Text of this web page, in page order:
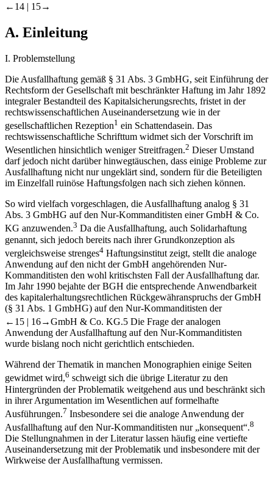
←14 | 15→
A. Einleitung
I. Problemstellung
Die Ausfallhaftung gemäß § 31 Abs. 3 GmbHG, seit Einführung der
Rechtsform der Gesellschaft mit beschränkter Haftung im Jahr 1892
integraler Bestandteil des Kapitalsicherungsrechts, fristet in der
rechtswissenschaftlichen Auseinandersetzung wie in der
gesellschaftlichen Rezeption1 ein Schattendasein. Das
rechtswissenschaftliche Schrifttum widmet sich der Vorschrift im
Wesentlichen hinsichtlich weniger Streitfragen.2 Dieser Umstand
darf jedoch nicht darüber hinwegtäuschen, dass einige Probleme zur
Ausfallhaftung nicht nur ungeklärt sind, sondern für die Beteiligten
im Einzelfall ruinöse Haftungsfolgen nach sich ziehen können.
So wird vielfach vorgeschlagen, die Ausfallhaftung analog § 31
Abs. 3 GmbHG auf den Nur-Kommanditisten einer GmbH & Co.
KG anzuwenden.3 Da die Ausfallhaftung, auch Solidarhaftung
genannt, sich jedoch bereits nach ihrer Grundkonzeption als
vergleichsweise strenges4 Haftungsinstitut zeigt, stellt die analoge
Anwendung auf den nicht der GmbH angehörenden Nur-
Kommanditisten den wohl kritischsten Fall der Ausfallhaftung dar.
Im Jahr 1990 bejahte der BGH die entsprechende Anwendbarkeit
des kapitalerhaltungsrechtlichen Rückgewähranspruchs der GmbH
(§ 31 Abs. 1 GmbHG) auf den Nur-Kommanditisten der
←15 | 16→GmbH & Co. KG.5 Die Frage der analogen
Anwendung der Ausfallhaftung auf den Nur-Kommanditisten
wurde bislang noch nicht gerichtlich entschieden.
Während der Thematik in manchen Monographien einige Seiten
gewidmet wird,6 schweigt sich die übrige Literatur zu den
Hintergründen der Problematik weitgehend aus und beschränkt sich
in ihrer Argumentation im Wesentlichen auf formelhafte
Ausführungen.7 Insbesondere sei die analoge Anwendung der
Ausfallhaftung auf den Nur-Kommanditisten nur „konsequent“.8
Die Stellungnahmen in der Literatur lassen häufig eine vertiefte
Auseinandersetzung mit der Problematik und insbesondere mit der
Wirkweise der Ausfallhaftung vermissen.